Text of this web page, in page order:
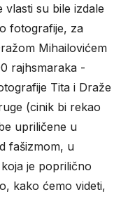
vlasti su bile izdale
fotografije, za
Mihailovićem
rajhsmaraka -
Tita i Draže
(cinik bi rekao
upriličene u
fašizmom, u
je poprilično
kako ćemo videti,